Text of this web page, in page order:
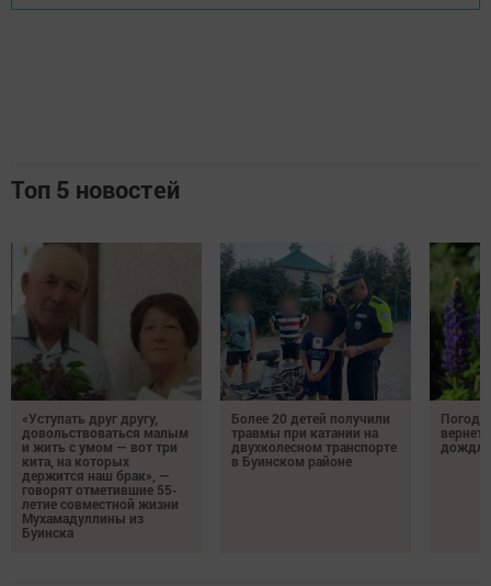
Топ 5 новостей
«Уступать друг другу,
довольствоваться малым
и жить с умом — вот три
кита, на которых
держится наш брак», —
говорят отметившие 55-
летие совместной жизни
Мухамадуллины из
Буинска
Более 20 детей получили
травмы при катании на
двухколесном транспорте
в Буинском районе
Погода